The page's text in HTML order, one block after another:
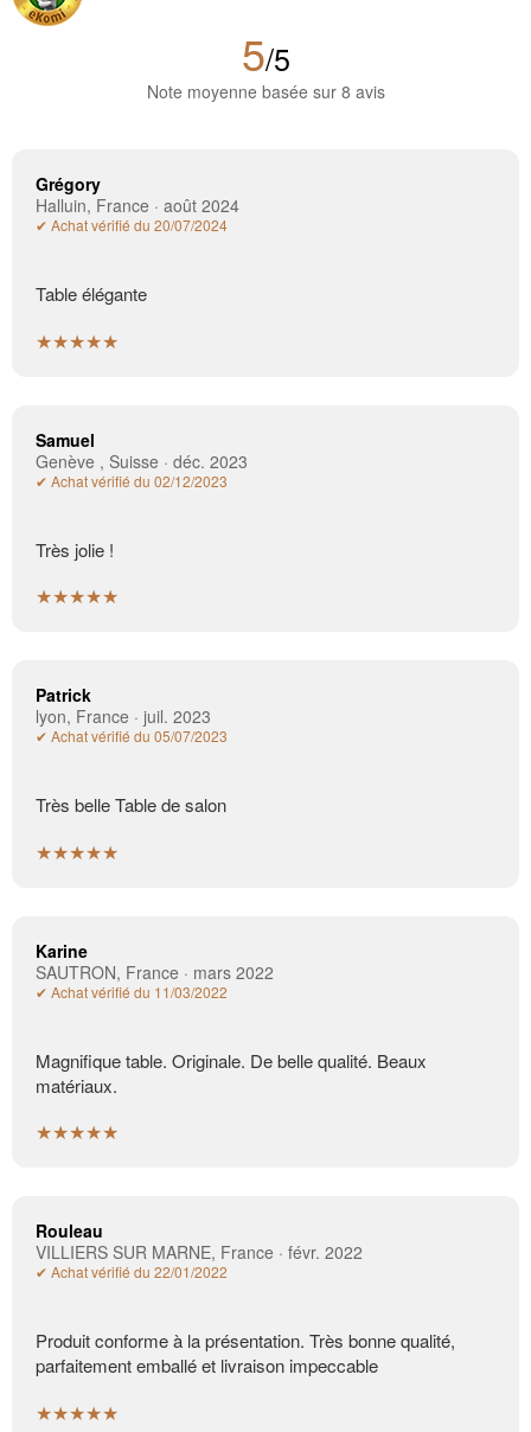
5/5
Note moyenne basée sur 8 avis
Grégory
Halluin, France · août 2024
✔ Achat vérifié du 20/07/2024
Table élégante
★★★★★
Samuel
Genève , Suisse · déc. 2023
✔ Achat vérifié du 02/12/2023
Très jolie !
★★★★★
Patrick
lyon, France · juil. 2023
✔ Achat vérifié du 05/07/2023
Très belle Table de salon
★★★★★
Karine
SAUTRON, France · mars 2022
✔ Achat vérifié du 11/03/2022
Magnifique table. Originale. De belle qualité. Beaux
matériaux.
★★★★★
Rouleau
VILLIERS SUR MARNE, France · févr. 2022
✔ Achat vérifié du 22/01/2022
Produit conforme à la présentation. Très bonne qualité,
parfaitement emballé et livraison impeccable
★★★★★